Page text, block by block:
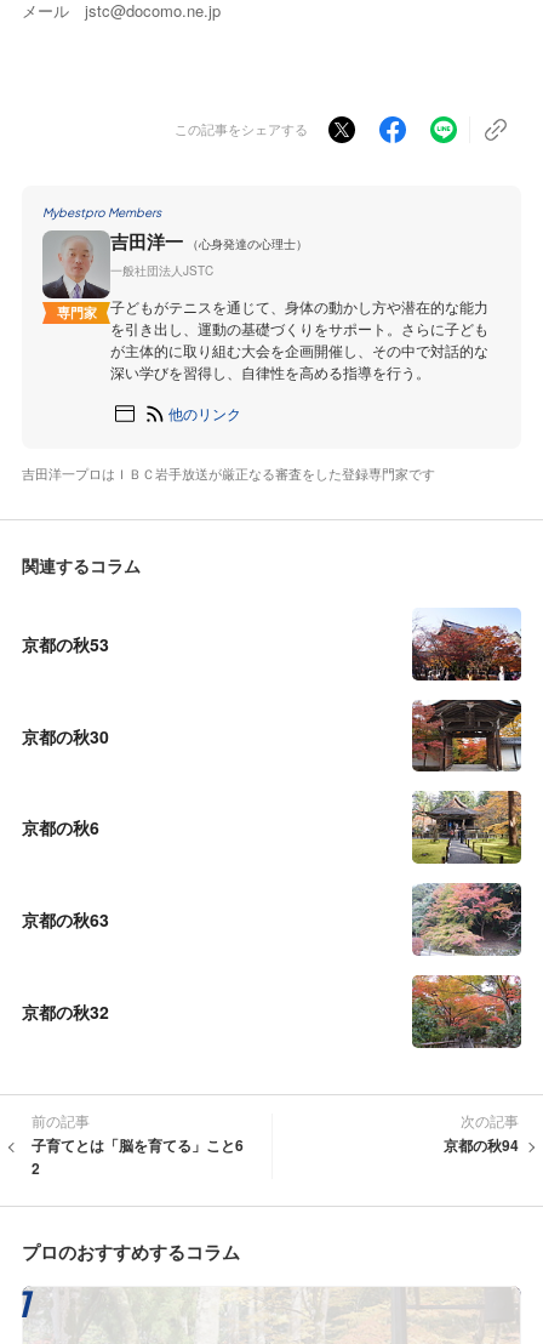
メール jstc@docomo.ne.jp
この記事をシェアする
Mybestpro Members
専門家
吉田洋一
（心身発達の心理士）
一般社団法人JSTC
子どもがテニスを通じて、身体の動かし方や潜在的な能力
を引き出し、運動の基礎づくりをサポート。さらに子ども
が主体的に取り組む大会を企画開催し、その中で対話的な
深い学びを習得し、自律性を高める指導を行う。
他のリンク
吉田洋一プロはＩＢＣ岩手放送が厳正なる審査をした登録専門家です
関連するコラム
京都の秋53
京都の秋30
京都の秋6
京都の秋63
京都の秋32
前の記事
子育てとは「脳を育てる」こと6
2
次の記事
京都の秋94
プロのおすすめするコラム